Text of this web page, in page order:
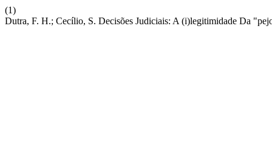
(1)
Dutra, F. H.; Cecílio, S. Decisões Judiciais: A (i)legitimidade Da